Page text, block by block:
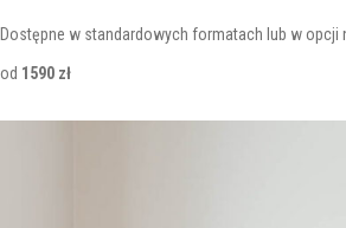
Dostępne w standardowych formatach lub w opcji
od 1590 zł